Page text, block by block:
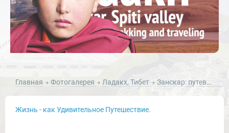
и Туры
Главная Фотогалерея Ладакх, Тибет Занскар: путевые зарисовки, 2012 год.
Жизнь - как Удивительное Путешествие.